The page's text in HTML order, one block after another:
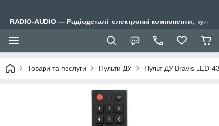
RADIO-AUDIO — Радіодеталі, електронні компоненти,
Товари та послуги Пульти ДУ Пульт ДУ Bravis LED-